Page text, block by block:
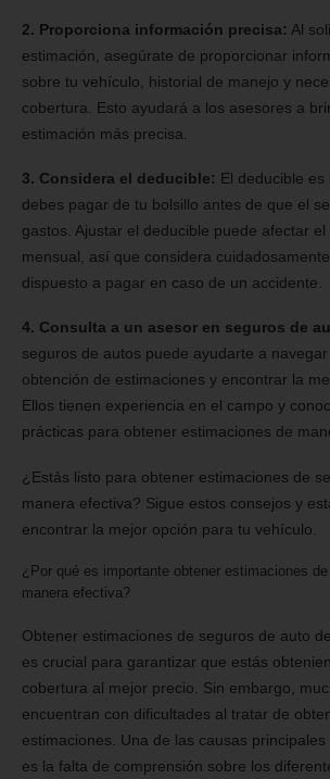
2. Proporciona información precisa: Al
estimación, asegúrate de proporcionar
sobre tu vehículo, historial de manejo y
cobertura. Esto ayudará a los asesores a
estimación más precisa.
3. Considera el deducible: El deducible
debes pagar de tu bolsillo antes de que el
gastos. Ajustar el deducible puede afectar
mensual, así que considera
dispuesto a pagar en caso de un accidente.
4. Consulta a un asesor en seguros de
seguros de autos puede ayudarte a
obtención de estimaciones y encontrar la
Ellos tienen experiencia en el campo y
prácticas para obtener estimaciones de
¿Estás listo para obtener estimaciones de
manera efectiva? Sigue estos consejos y
encontrar la mejor opción para tu vehículo.
¿Por qué es importante obtener estimaciones
manera efectiva?
Obtener estimaciones de seguros de auto
es crucial para garantizar que estás
cobertura al mejor precio. Sin embargo,
encuentran con dificultades al tratar de
estimaciones. Una de las causas
es la falta de comprensión sobre los